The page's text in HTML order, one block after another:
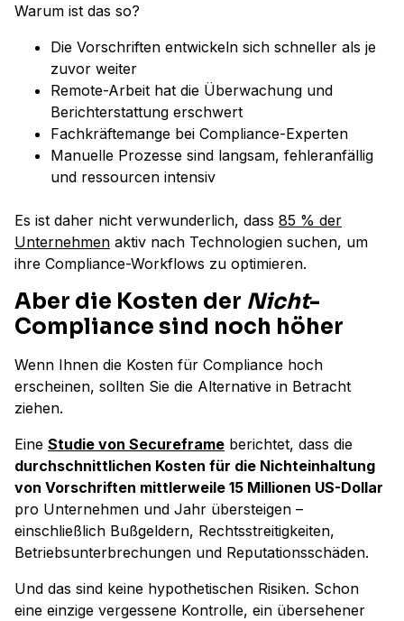
Warum ist das so?
Die Vorschriften entwickeln sich schneller als je
zuvor weiter
Remote-Arbeit hat die Überwachung und
Berichterstattung erschwert
Fachkräftemange bei Compliance-Experten
Manuelle Prozesse sind langsam, fehleranfällig
und ressourcen intensiv
Es ist daher nicht verwunderlich, dass 85 % der
Unternehmen aktiv nach Technologien suchen, um
ihre Compliance-Workflows zu optimieren.
Aber die Kosten der Nicht-
Compliance sind noch höher
Wenn Ihnen die Kosten für Compliance hoch
erscheinen, sollten Sie die Alternative in Betracht
ziehen.
Eine Studie von Secureframe berichtet, dass die
durchschnittlichen Kosten für die Nichteinhaltung
von Vorschriften mittlerweile 15 Millionen US-Dollar
pro Unternehmen und Jahr übersteigen –
einschließlich Bußgeldern, Rechtsstreitigkeiten,
Betriebsunterbrechungen und Reputationsschäden.
Und das sind keine hypothetischen Risiken. Schon
eine einzige vergessene Kontrolle, ein übersehener